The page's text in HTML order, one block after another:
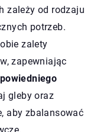
zależy od rodzaju
potrzeb.
zalety
zapewniając
gleby oraz
aby zbalansować